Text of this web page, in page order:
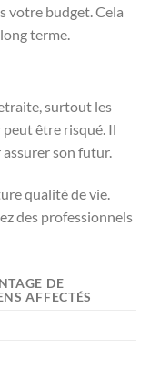
votre budget. Cela
terme.
surtout les
peut être risqué. Il
son futur.
qualité de vie.
des professionnels
DE
AFFECTÉS